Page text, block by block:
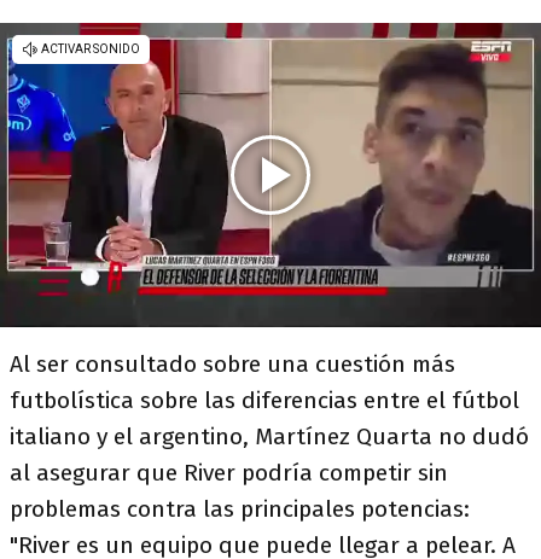
Al ser consultado sobre una cuestión más
futbolística sobre las diferencias entre el fútbol
italiano y el argentino, Martínez Quarta no dudó
al asegurar que River podría competir sin
problemas contra las principales potencias:
"River es un equipo que puede llegar a pelear. A